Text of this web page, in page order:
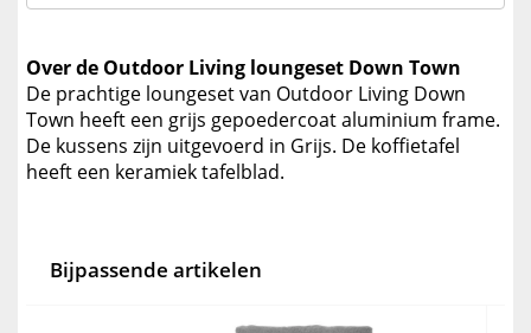
Over de Outdoor Living loungeset Down Town
De prachtige loungeset van Outdoor Living Down
Town heeft een grijs gepoedercoat aluminium frame.
De kussens zijn uitgevoerd in Grijs. De koffietafel
heeft een keramiek tafelblad.
Bijpassende artikelen